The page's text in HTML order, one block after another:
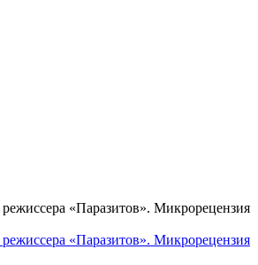
«Паразитов». Микрорецензия
«Паразитов». Микрорецензия